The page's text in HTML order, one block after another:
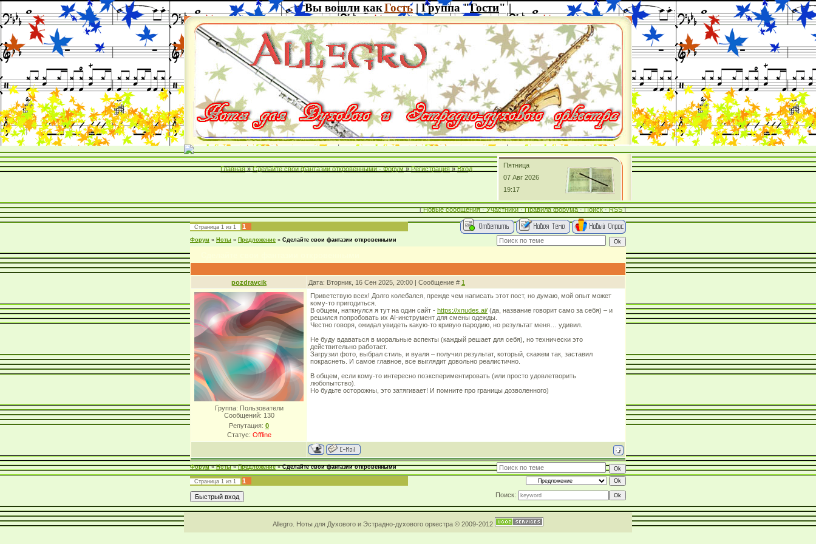
Вы вошли какГость | Группа "Гости" |
Главная » Сделайте свои фантазии откровенными - Форум » Регистрация » Вход
Пятница
07 Авг 2026
19:17
[Новые сообщения·Участники·Правила форума·Поиск·RSS]
Страница 1 из 1 1
Форум » Ноты » Предложение » Сделайте свои фантазии откровенными
pozdravcik Дата: Вторник, 16 Сен 2025, 20:00 | Сообщение # 1
Группа: Пользователи
Сообщений: 130
Репутация: 0
Статус: Offline
Приветствую всех! Долго колебался, прежде чем написать этот пост, но думаю, мой опыт может
кому-то пригодиться.
В общем, наткнулся я тут на один сайт - https://xnudes.ai/ (да, название говорит само за себя) – и
решился попробовать их AI-инструмент для смены одежды.
Честно говоря, ожидал увидеть какую-то кривую пародию, но результат меня… удивил.
Не буду вдаваться в моральные аспекты (каждый решает для себя), но технически это
действительно работает.
Загрузил фото, выбрал стиль, и вуаля – получил результат, который, скажем так, заставил
покраснеть. И самое главное, все выглядит довольно реалистично.
В общем, если кому-то интересно поэкспериментировать (или просто удовлетворить
любопытство).
Но будьте осторожны, это затягивает! И помните про границы дозволенного)
Форум » Ноты » Предложение » Сделайте свои фантазии откровенными
Страница 1 из 1
1
Поиск:
Allegro. Ноты для Духового и Эстрадно-духового оркестра © 2009-2012